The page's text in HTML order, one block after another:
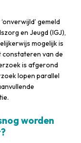
gemeld
en Jeugd (IGJ),
mogelijk is
van de
is afgerond
lopen parallel
worden